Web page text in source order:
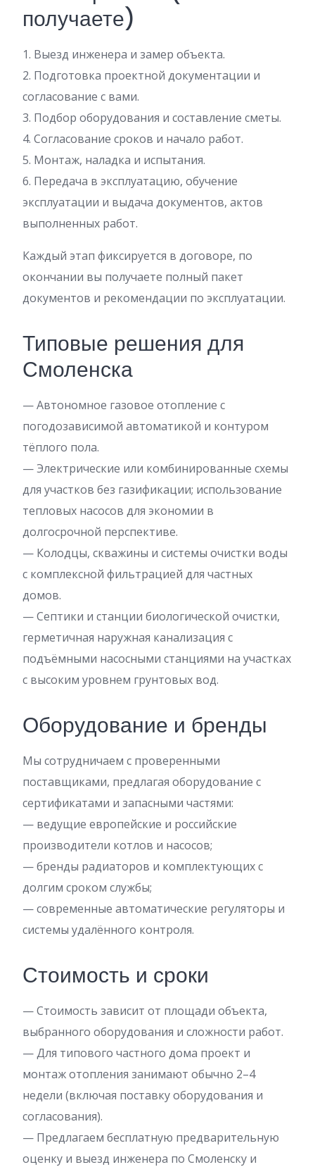
получаете)
1. Выезд инженера и замер объекта.
2. Подготовка проектной документации и
согласование с вами.
3. Подбор оборудования и составление сметы.
4. Согласование сроков и начало работ.
5. Монтаж, наладка и испытания.
6. Передача в эксплуатацию, обучение
эксплуатации и выдача документов, актов
выполненных работ.
Каждый этап фиксируется в договоре, по
окончании вы получаете полный пакет
документов и рекомендации по эксплуатации.
Типовые решения для
Смоленска
— Автономное газовое отопление с
погодозависимой автоматикой и контуром
тёплого пола.
— Электрические или комбинированные схемы
для участков без газификации; использование
тепловых насосов для экономии в
долгосрочной перспективе.
— Колодцы, скважины и системы очистки воды
с комплексной фильтрацией для частных
домов.
— Септики и станции биологической очистки,
герметичная наружная канализация с
подъёмными насосными станциями на участках
с высоким уровнем грунтовых вод.
Оборудование и бренды
Мы сотрудничаем с проверенными
поставщиками, предлагая оборудование с
сертификатами и запасными частями:
— ведущие европейские и российские
производители котлов и насосов;
— бренды радиаторов и комплектующих с
долгим сроком службы;
— современные автоматические регуляторы и
системы удалённого контроля.
Стоимость и сроки
— Стоимость зависит от площади объекта,
выбранного оборудования и сложности работ.
— Для типового частного дома проект и
монтаж отопления занимают обычно 2–4
недели (включая поставку оборудования и
согласования).
— Предлагаем бесплатную предварительную
оценку и выезд инженера по Смоленску и